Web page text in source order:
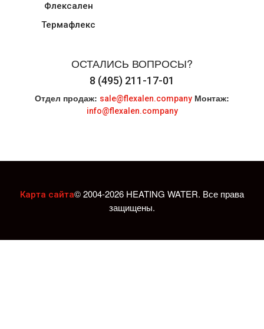
Флексален
Термафлекс
ОСТАЛИСЬ ВОПРОСЫ?
8 (495) 211-17-01
Отдел продаж: sale@flexalen.company Монтаж:
info@flexalen.company
Карта сайта© 2004-2026 HEATING WATER. Все права
защищены.